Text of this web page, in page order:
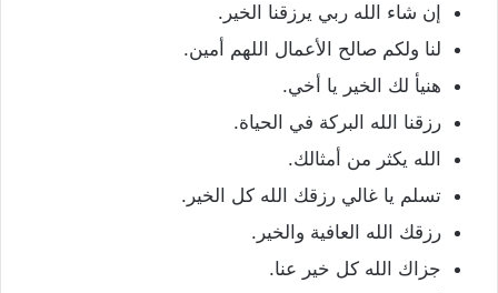
إن شاء الله ربي يرزقنا الخير.
لنا ولكم صالح الأعمال اللهم أمين.
هنيأ لك الخير يا أخي.
رزقنا الله البركة في الحياة.
الله يكثر من أمثالك.
تسلم يا غالي رزقك الله كل الخير.
رزقك الله العافية والخير.
جزاك الله كل خير عنا.